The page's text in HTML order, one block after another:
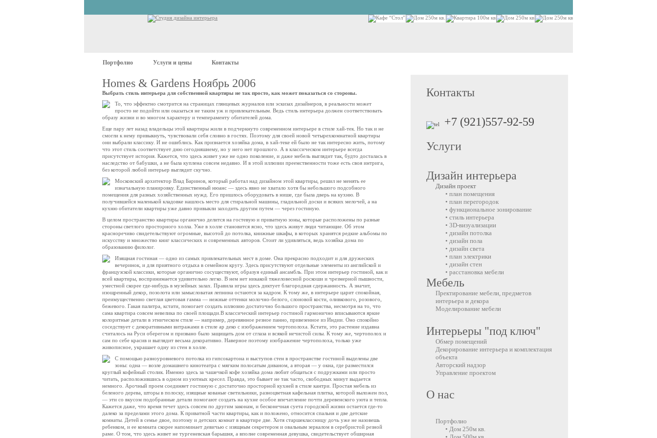
Портфолио Услуги и цены Контакты
Homes & Gardens Ноябрь 2006
Выбрать стиль интерьера для собственной квартиры не так просто, как может показаться со стороны.
То, что эффектно смотрится на страницах глянцевых журналов или эскизах дизайнеров, в реальности может
просто не подойти или оказаться не таким уж и привлекательным. Ведь стиль интерьера должен соответствовать
образу жизни и во многом характеру и темпераменту обитателей дома.
Еще пару лет назад владельцы этой квартиры жили в подчеркнуто современном интерьере в стиле хай-тек. Но так и не
смогли к нему привыкнуть, чувствовали себя словно в гостях. Поэтому для своей новой четырехкомнатной квартиры
они выбрали классику. И не ошиблись. Как признается хозяйка дома, в хай-теке ей было не так интересно жить, потому
что этот стиль соответствует дню сегодняшнему, но у него нет прошлого. А в классическом интерьере всегда
присутствует история. Кажется, что здесь живет уже не одно поколение, и даже мебель выглядит так, будто досталась в
наследство от бабушки, а не была куплена совсем недавно. И в этой иллюзии преемственности тоже есть своя интрига,
без которой любой интерьер выглядит скучно.
Московский архитектор Влад Баринов, который работал над дизайном этой квартиры, решил не менять ее
изначальную планировку. Единственный нюанс — здесь явно не хватало хотя бы небольшого подсобного
помещения для разных хозяйственных нужд. Его пришлось оборудовать в нише, где была дверь на кухню. В
получившейся маленькой кладовке нашлось место для стиральной машины, гладильной доски и всяких мелочей, а на
кухню обитатели квартиры уже давно привыкли заходить другим путем — через гостиную.
В целом пространство квартиры органично делится на гостевую и приватную зоны, которые расположены по разные
стороны светлого просторного холла. Уже в холле становится ясно, что здесь живут люди читающие. Об этом
красноречиво свидетельствуют огромные, высотой до потолка, книжные шкафы, в которых хранятся редкие альбомы по
искусству и множество книг классических и современных авторов. Стоит ли удивляться, ведь хозяйка дома по
образованию филолог.
Изящная гостиная — одно из самых привлекательных мест в доме. Она прекрасно подходит и для дружеских
вечеринок, и для приятного отдыха в семейном кругу. Здесь присутствуют отдельные элементы из английской и
французской классики, которые органично сосуществуют, образуя единый ансамбль. При этом интерьер гостиной, как и
всей квартиры, воспринимается удивительно легко. В нем нет никакой тяжеловесной роскоши и чрезмерной пышности,
уместной скорее где-нибудь в музейных залах. Правила игры здесь диктует благородная сдержанность. А значит,
изощренный декор, позолота или замысловатая лепнина остаются за кадром. К тому же, в интерьере царит спокойная,
преимущественно светлая цветовая гамма — нежные оттенки молочно-белого, слоновой кости, оливкового, розового,
бежевого. Гакая палитра, кстати, помогает создать иллюзию достаточно большого пространства, несмотря на то, что
сама квартира совсем невелика по своей площади.В классический интерьер гостиной гармонично вписываются яркие
колоритные детали в этническом стиле — например, деревянное резное панно, привезенное из Индии. Оно спокойно
соседствует с декоративными витражами в стиле ар деко с изображением чертополоха. Кстати, это растение издавна
считалось на Руси оберегом и призвано было защищать дом от сглаза и всякой нечистой силы. К тому же, чертополох и
сам по себе красив и выглядит весьма декоративно. Наверное поэтому изображение чертополоха, только уже
живописное, украшает одну из стен в холле.
С помощью разноуровневого потолка из гипсокартона и выступов стен в пространстве гостиной выделены две
зоны: одна — возле домашнего кинотеатра с мягким полосатым диваном, а вторая — у окна, где разместился
круглый кофейный столик. Именно здесь за чашечкой кофе хозяйка дома любит общаться с подружками или просто
читать, расположившись в одном из уютных кресел. Правда, это бывает не так часто, свободных минут выдается
немного. Арочный проем соединяет гостиную с достаточно просторной кухней в стиле кантри. Простая мебель из
беленого дерева, шторы в полоску, изящные кованые светильники, разноцветная кафельная плитка, которой выложен пол,
— эти со вкусом подобранные детали помогают создать на кухне особое впечатление почти деревенского уюта и тепла.
Кажется даже, что время течет здесь совсем по другим законам, и бесконечная суета городской жизни остается где-то
далеко за пределами этого дома. К приватной части квартиры, как и положено, относится спальня и две детские
комнаты. Детей в семье двое, поэтому и детских комнат в квартире две. Хотя старшеклассницу дочь уже не назовешь
ребенком, и ее комната скорее напоминает девичью с изящным секретером и овальным зеркалом в серебристой резной
раме. О том, что здесь живет не тургеневская барышня, а вполне современная девушка, свидетельствует обширная
Контакты
+7 (921)557-92-59
Услуги
Дизайн интерьера
Дизайн проект
• план помещения
• план перегородок
• функциональное зонирование
• стиль интерьера
• 3D-визуализации
• дизайн потолка
• дизайн пола
• дизайн света
• план электрики
• дизайн стен
• расстановка мебели
Мебель
Пректирование мебели, предметов
интерьера и декора
Моделирование мебели
Интерьеры "под ключ"
Обмер помещений
Декорирование интерьера и комплектация
объекта
Авторский надзор
Управление проектом
О нас
Портфолио
• Дом 250м кв.